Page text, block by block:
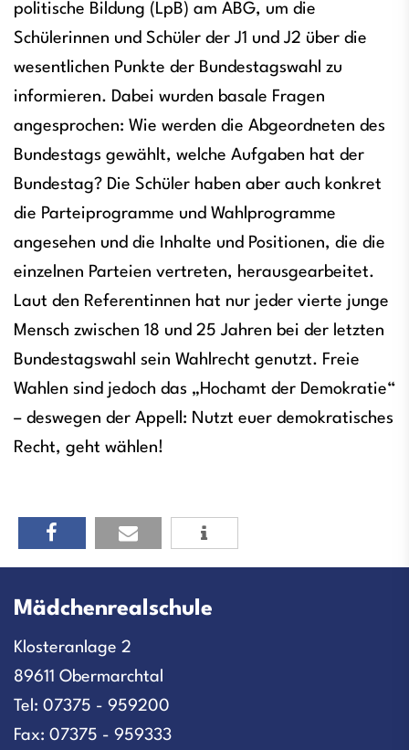
politische Bildung (LpB) am ABG, um die
Schülerinnen und Schüler der J1 und J2 über die
wesentlichen Punkte der Bundestagswahl zu
informieren. Dabei wurden basale Fragen
angesprochen: Wie werden die Abgeordneten des
Bundestags gewählt, welche Aufgaben hat der
Bundestag? Die Schüler haben aber auch konkret
die Parteiprogramme und Wahlprogramme
angesehen und die Inhalte und Positionen, die die
einzelnen Parteien vertreten, herausgearbeitet.
Laut den Referentinnen hat nur jeder vierte junge
Mensch zwischen 18 und 25 Jahren bei der letzten
Bundestagswahl sein Wahlrecht genutzt. Freie
Wahlen sind jedoch das „Hochamt der Demokratie“
– deswegen der Appell: Nutzt euer demokratisches
Recht, geht wählen!
Mädchenrealschule
Klosteranlage 2
89611 Obermarchtal
Tel: 07375 - 959200
Fax: 07375 - 959333